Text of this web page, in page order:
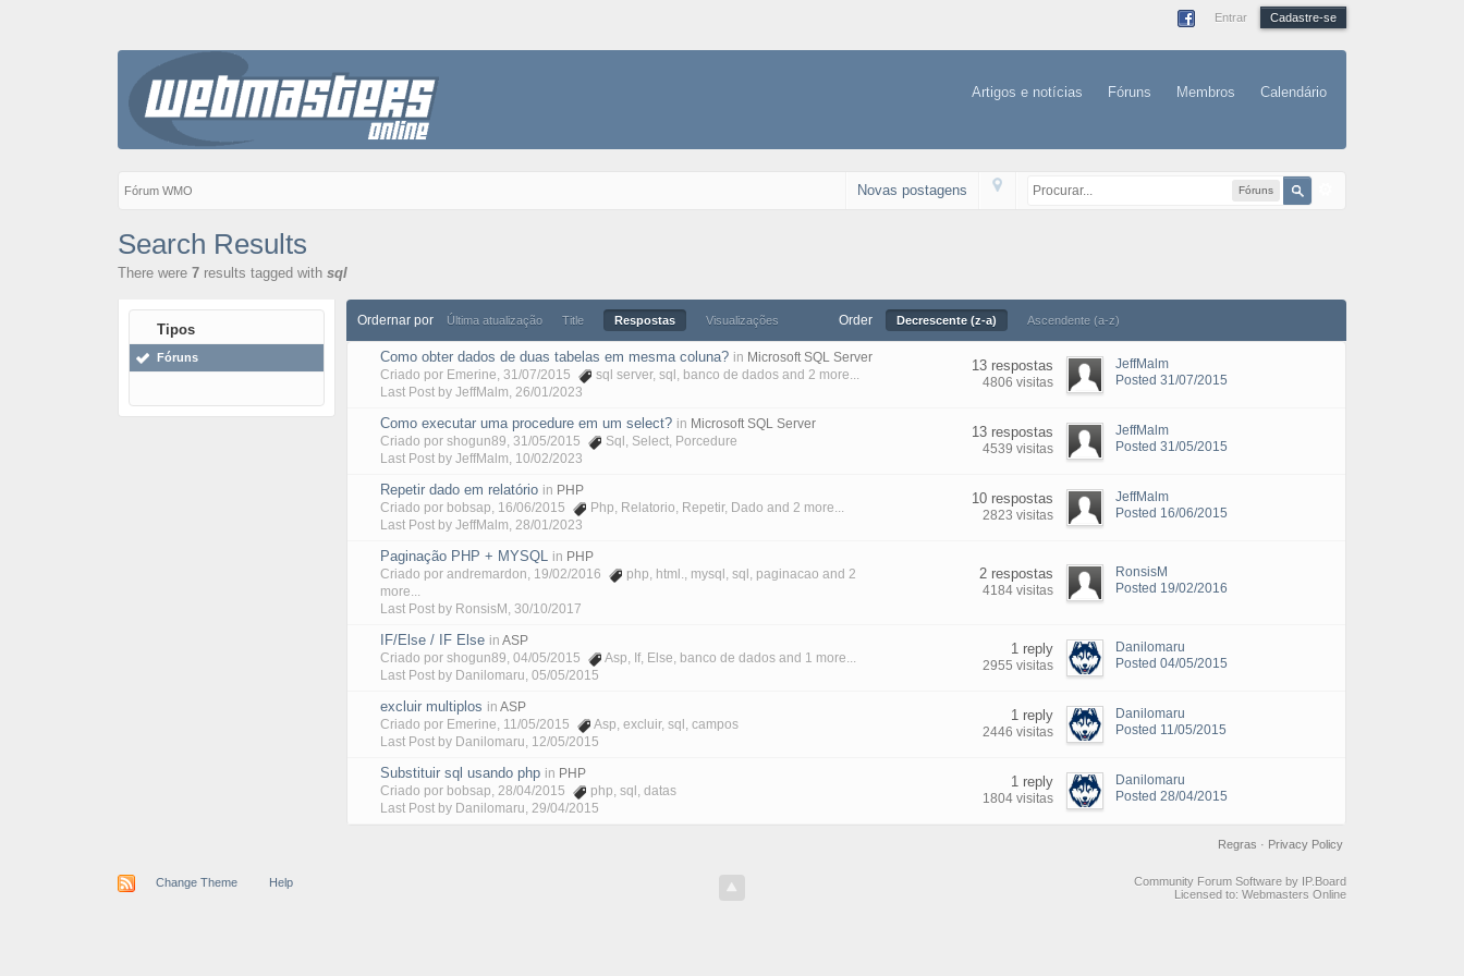
Entrar Cadastre-se
Artigos e notícias Fóruns Membros Calendário
Fórum WMO Fóruns
Novas postagens
Search Results
There were 7results tagged with sql
Tipos
Fóruns
Ordernar por Última atualização Title Respostas Visualizações Order Decrescente (z-a) Ascendente (a-z)
Como obter dados de duas tabelas em mesma coluna? in Microsoft SQL Server
Criado por Emerine, 31/07/2015 sql server, sql , banco de dados and 2 more...
Last Post by JeffMalm, 26/01/2023
13 respostas
4806 visitas
JeffMalm
Posted 31/07/2015
Como executar uma procedure em um select? in Microsoft SQL Server
Criado por shogun89, 31/05/2015 Sql , Select, Porcedure
Last Post by JeffMalm, 10/02/2023
13 respostas
4539 visitas
JeffMalm
Posted 31/05/2015
Repetir dado em relatório in PHP
Criado por bobsap, 16/06/2015 Php, Relatorio, Repetir, Dado and 2 more...
Last Post by JeffMalm, 28/01/2023
10 respostas
2823 visitas
JeffMalm
Posted 16/06/2015
Paginação PHP + MYSQL in PHP
Criado por andremardon, 19/02/2016 php, html., mysql , sql , paginacao and 2
more...
Last Post by RonsisM , 30/10/2017
2 respostas
4184 visitas
RonsisM
Posted 19/02/2016
IF/Else / IF Else in ASP
Criado por shogun89, 04/05/2015 Asp, If, Else, banco de dados and 1 more...
Last Post by Danilomaru, 05/05/2015
1 reply
2955 visitas
Danilomaru
Posted 04/05/2015
excluir multiplos in ASP
Criado por Emerine, 11/05/2015 Asp, excluir, sql , campos
Last Post by Danilomaru, 12/05/2015
1 reply
2446 visitas
Danilomaru
Posted 11/05/2015
Substituir sql usando php in PHP
Criado por bobsap, 28/04/2015 php, sql , datas
Last Post by Danilomaru, 29/04/2015
1 reply
1804 visitas
Danilomaru
Posted 28/04/2015
Privacy Policy
Regras ·
Change Theme Help
Community Forum Software by IP.Board
Licensed to: Webmasters Online